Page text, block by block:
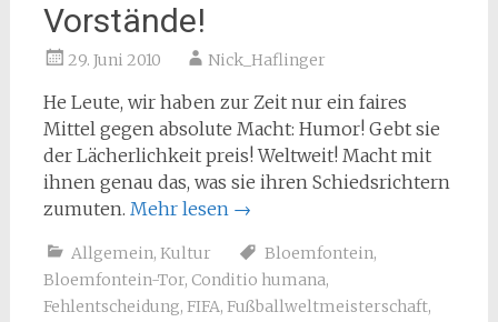
Vorstände!
29. Juni 2010 Nick_Haflinger
He Leute, wir haben zur Zeit nur ein faires
Mittel gegen absolute Macht: Humor! Gebt sie
der Lächerlichkeit preis! Weltweit! Macht mit
ihnen genau das, was sie ihren Schiedsrichtern
zumuten. Mehr lesen →
Allgemein, Kultur Bloemfontein,
Bloemfontein-Tor, Conditio humana,
Fehlentscheidung, FIFA, Fußballweltmeisterschaft,